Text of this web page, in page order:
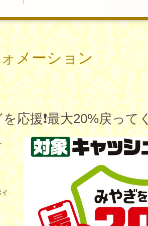
メーション
応援❗️最大20%戻っ
イ